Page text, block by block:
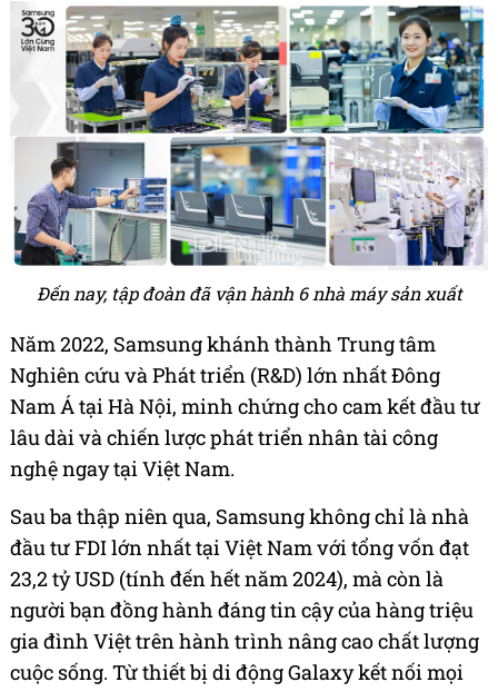
Đến nay, tập đoàn đã vận hành 6 nhà máy sản xuất
Năm 2022, Samsung khánh thành Trung tâm
Nghiên cứu và Phát triển (R&D) lớn nhất Đông
Nam Á tại Hà Nội, minh chứng cho cam kết đầu tư
lâu dài và chiến lược phát triển nhân tài công
nghệ ngay tại Việt Nam.
Sau ba thập niên qua, Samsung không chỉ là nhà
đầu tư FDI lớn nhất tại Việt Nam với tổng vốn đạt
23,2 tỷ USD (tính đến hết năm 2024), mà còn là
người bạn đồng hành đáng tin cậy của hàng triệu
gia đình Việt trên hành trình nâng cao chất lượng
cuộc sống. Từ thiết bị di động Galaxy kết nối mọi